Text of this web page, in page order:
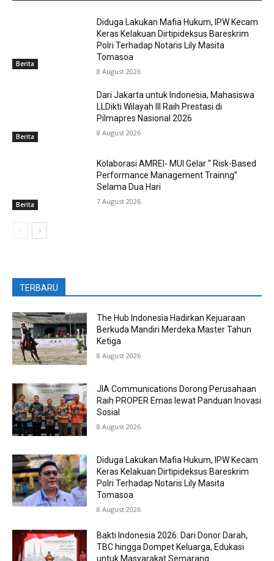
Berita
Diduga Lakukan Mafia Hukum, IPW Kecam
Keras Kelakuan Dirtipideksus Bareskrim
Polri Terhadap Notaris Lily Masita
Tomasoa
8 August 2026
Berita
Dari Jakarta untuk Indonesia, Mahasiswa
LLDikti Wilayah III Raih Prestasi di
Pilmapres Nasional 2026
8 August 2026
Berita
Kolaborasi AMREI- MUI Gelar “ Risk-Based
Performance Management Trainng”
Selama Dua Hari
7 August 2026
TERBARU
The Hub Indonesia Hadirkan Kejuaraan
Berkuda Mandiri Merdeka Master Tahun
Ketiga
8 August 2026
JIA Communications Dorong Perusahaan
Raih PROPER Emas lewat Panduan Inovasi
Sosial
8 August 2026
Diduga Lakukan Mafia Hukum, IPW Kecam
Keras Kelakuan Dirtipideksus Bareskrim
Polri Terhadap Notaris Lily Masita
Tomasoa
8 August 2026
Bakti Indonesia 2026: Dari Donor Darah,
TBC hingga Dompet Keluarga, Edukasi
untuk Masyarakat Semarang